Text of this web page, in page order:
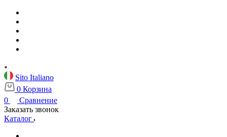
Sito Italiano
0 Корзина
0
Сравнение
Заказать звонок
Каталог